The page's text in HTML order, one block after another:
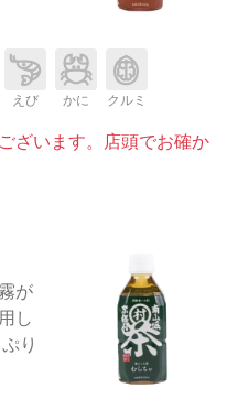
えび かに クルミ
ざいます。店頭でお確か
が
し
り